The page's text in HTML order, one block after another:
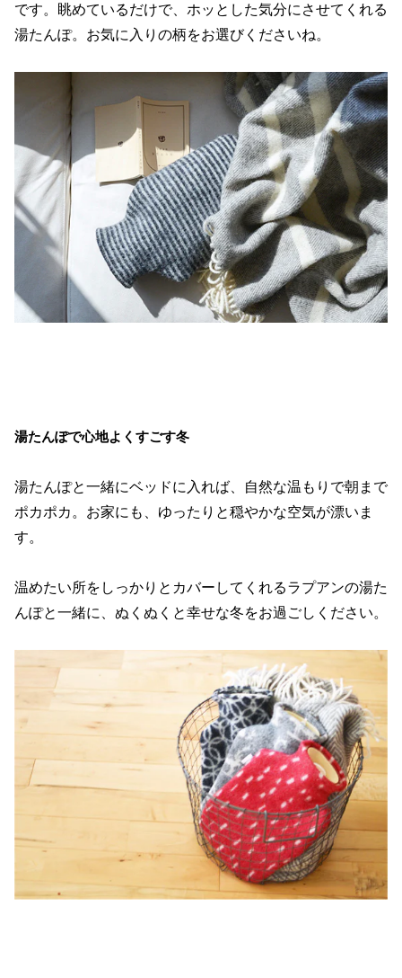
です。眺めているだけで、ホッとした気分にさせてくれる
湯たんぽ。お気に入りの柄をお選びくださいね。
湯たんぽで心地よくすごす冬
湯たんぽと一緒にベッドに入れば、自然な温もりで朝まで
ポカポカ。お家にも、ゆったりと穏やかな空気が漂いま
す。
温めたい所をしっかりとカバーしてくれるラプアンの湯た
んぽと一緒に、ぬくぬくと幸せな冬をお過ごしください。